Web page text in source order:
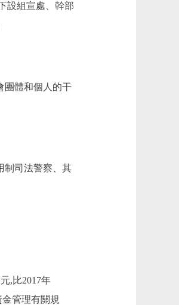
設組宣處、幹部
體和個人的干
制司法警察、其
,比2017年
金管理有關規